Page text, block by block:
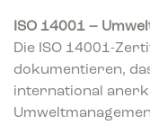
ISO 14001 –
Die ISO 14001-
dokumentieren,
international